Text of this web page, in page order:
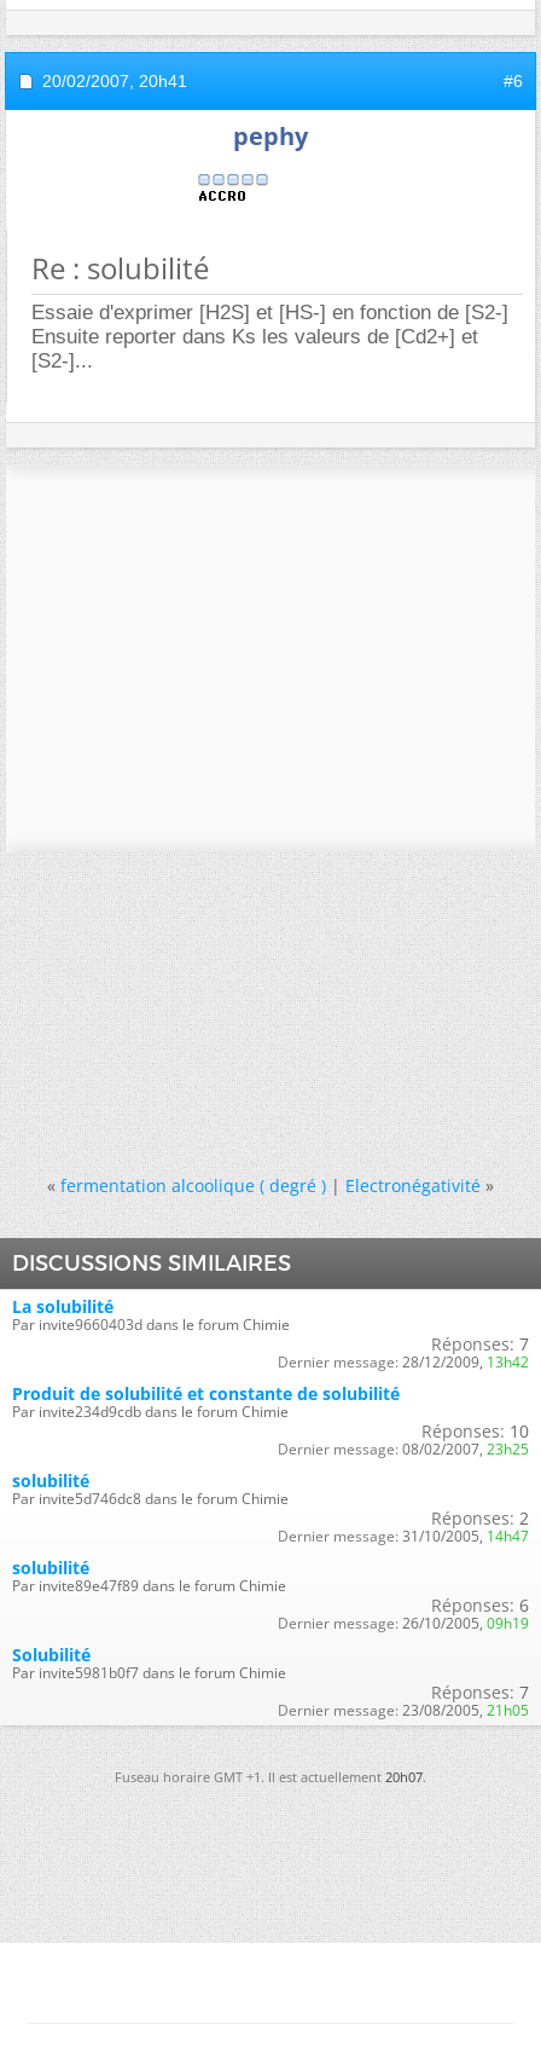
20/02/2007, 20h41 #6
pephy
Re : solubilité
Essaie d'exprimer [H2S] et [HS-] en fonction de [S2-]
Ensuite reporter dans Ks les valeurs de [Cd2+] et
[S2-]...
« fermentation alcoolique ( degré )|Electronégativité »
DISCUSSIONS SIMILAIRES
La solubilité
Par invite9660403d dans le forum Chimie
Réponses: 7
Dernier message: 28/12/2009, 13h42
Produit de solubilité et constante de solubilité
Par invite234d9cdb dans le forum Chimie
Réponses: 10
Dernier message: 08/02/2007, 23h25
solubilité
Par invite5d746dc8 dans le forum Chimie
Réponses: 2
Dernier message: 31/10/2005, 14h47
solubilité
Par invite89e47f89 dans le forum Chimie
Réponses: 6
Dernier message: 26/10/2005, 09h19
Solubilité
Par invite5981b0f7 dans le forum Chimie
Réponses: 7
Dernier message: 23/08/2005, 21h05
Fuseau horaire GMT +1. Il est actuellement20h07.